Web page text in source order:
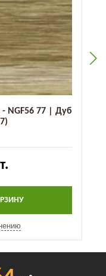
NGF56 77 | Дуб